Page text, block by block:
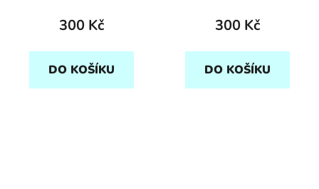
300 Kč
DO KOŠÍKU
300 Kč
DO KOŠÍKU